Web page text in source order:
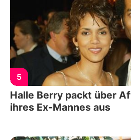
5
Halle Berry packt über
ihres Ex-Mannes aus